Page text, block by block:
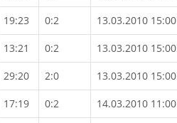
19:23 0:2 13.03.2010 15:00
13:21 0:2 13.03.2010 15:00
29:20 2:0 13.03.2010 15:00
17:19 0:2 14.03.2010 11:00